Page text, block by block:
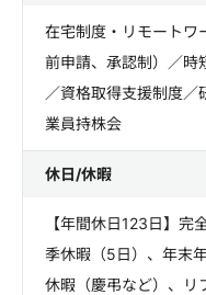
在宅制度・リモートワ
前申請、承認制）／時
／資格取得支援制度
業員持株会
休日/休暇
【年間休日123日】完
季休暇（5日）、年末
休暇（慶弔など）、リ